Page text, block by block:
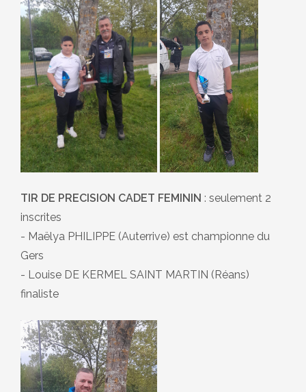
TIR DE PRECISION CADET FEMININ : seulement 2
inscrites
- Maëlya PHILIPPE (Auterrive) est championne du
Gers
- Louise DE KERMEL SAINT MARTIN (Réans)
finaliste